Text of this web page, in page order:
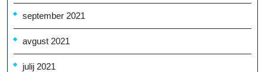
september 2021
avgust 2021
julij 2021